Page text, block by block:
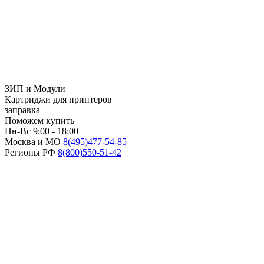
ЗИП и Модули
Картриджи для принтеров
заправка
Поможем купить
Пн-Вс 9:00 - 18:00
Москва и МО 8(495)477-54-85
Регионы РФ 8(800)550-51-42